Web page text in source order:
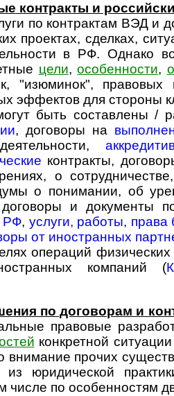
контракты и
по контрактам ВЭД и
проектах, сделках,
в РФ. Однако
цели,особенности,
"изюминок",
эффектов для стороны
быть составлены /
, договоры на
контракты,
о
о понимании, об
и документы
РФ, услуги, работы,
от иностранных
операций
компаний (
по договорам и
правовые
конкретной
внимание прочих
из юридической
числе по особенностям